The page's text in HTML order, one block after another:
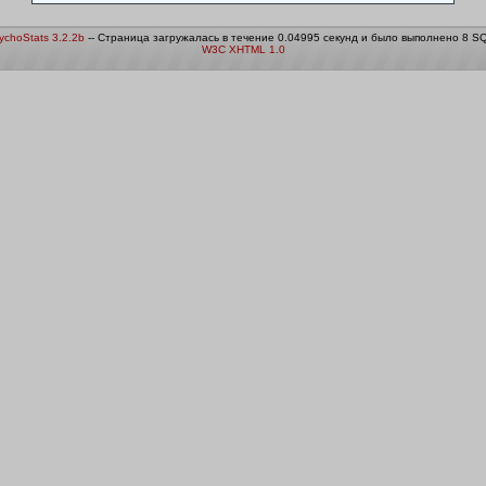
3.2.2b -- Страница загружалась в течение 0.04995 секунд и было выполнено 8
W3C XHTML 1.0